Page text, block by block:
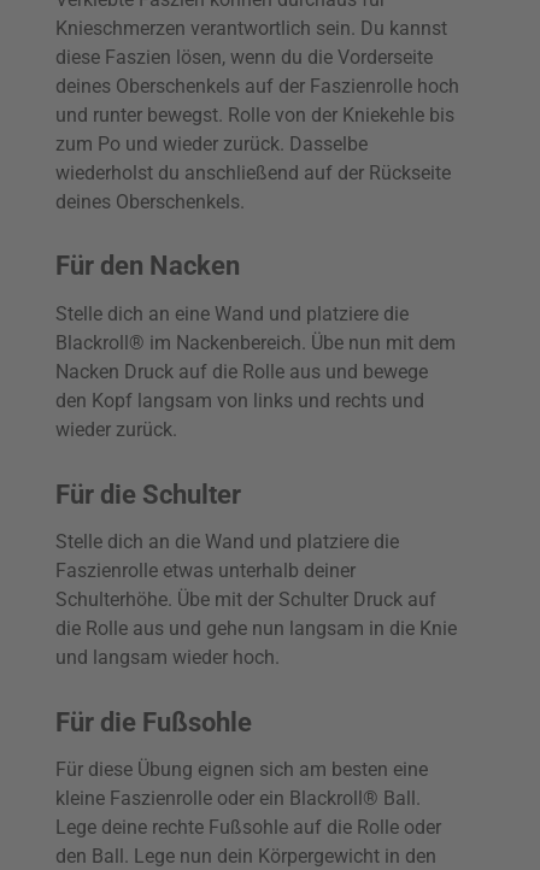
Knieschmerzen verantwortlich sein. Du kannst
diese Faszien lösen, wenn du die Vorderseite
deines Oberschenkels auf der Faszienrolle hoch
und runter bewegst. Rolle von der Kniekehle bis
zum Po und wieder zurück. Dasselbe
wiederholst du anschließend auf der Rückseite
deines Oberschenkels.
Für den Nacken
Stelle dich an eine Wand und platziere die
Blackroll® im Nackenbereich. Übe nun mit dem
Nacken Druck auf die Rolle aus und bewege
den Kopf langsam von links und rechts und
wieder zurück.
Für die Schulter
Stelle dich an die Wand und platziere die
Faszienrolle etwas unterhalb deiner
Schulterhöhe. Übe mit der Schulter Druck auf
die Rolle aus und gehe nun langsam in die Knie
und langsam wieder hoch.
Für die Fußsohle
Für diese Übung eignen sich am besten eine
kleine Faszienrolle oder ein Blackroll® Ball.
Lege deine rechte Fußsohle auf die Rolle oder
den Ball. Lege nun dein Körpergewicht in den